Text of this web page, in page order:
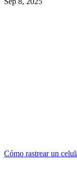
Cómo rastrear un